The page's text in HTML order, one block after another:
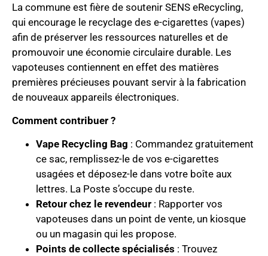
La commune est fière de soutenir SENS eRecycling,
qui encourage le recyclage des e-cigarettes (vapes)
afin de préserver les ressources naturelles et de
promouvoir une économie circulaire durable. Les
vapoteuses contiennent en effet des matières
premières précieuses pouvant servir à la fabrication
de nouveaux appareils électroniques.
Comment contribuer ?
Vape Recycling Bag : Commandez gratuitement
ce sac, remplissez-le de vos e-cigarettes
usagées et déposez-le dans votre boîte aux
lettres. La Poste s’occupe du reste.
Retour chez le revendeur : Rapporter vos
vapoteuses dans un point de vente, un kiosque
ou un magasin qui les propose.
Points de collecte spécialisés : Trouvez